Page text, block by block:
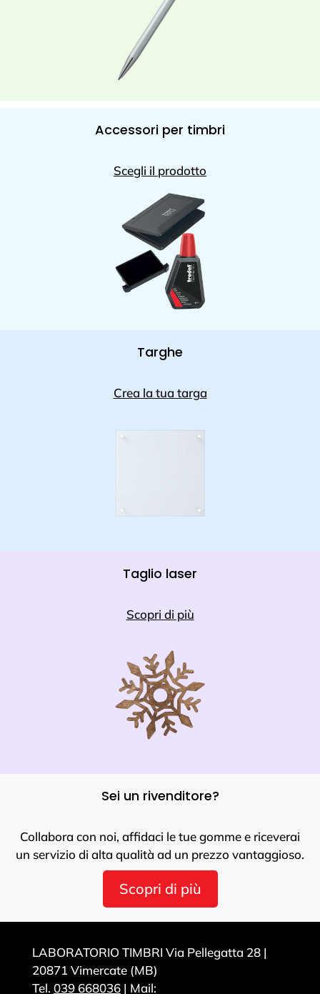
Accessori per timbri
Scegli il prodotto
Targhe
Crea la tua targa
Taglio laser
Scopri di più
Sei un rivenditore?
Collabora con noi, affidaci le tue gomme e riceverai
un servizio di alta qualità ad un prezzo vantaggioso.
Scopri di più
LABORATORIO TIMBRI Via Pellegatta 28 |
20871 Vimercate (MB)
Tel. 039 668036| Mail: